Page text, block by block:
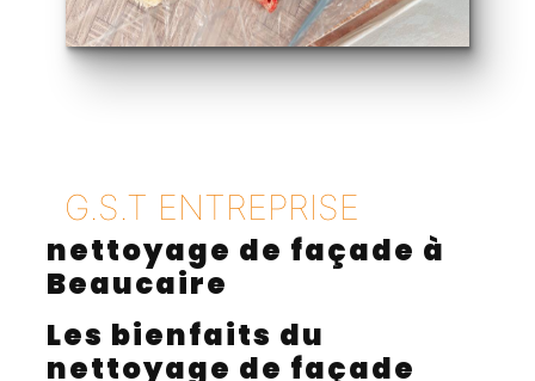
G.S.T ENTREPRISE
nettoyage de façade à
Beaucaire
Les bienfaits du
nettoyage de façade